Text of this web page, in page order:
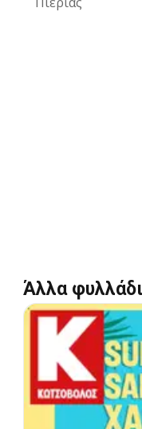
Άλλα